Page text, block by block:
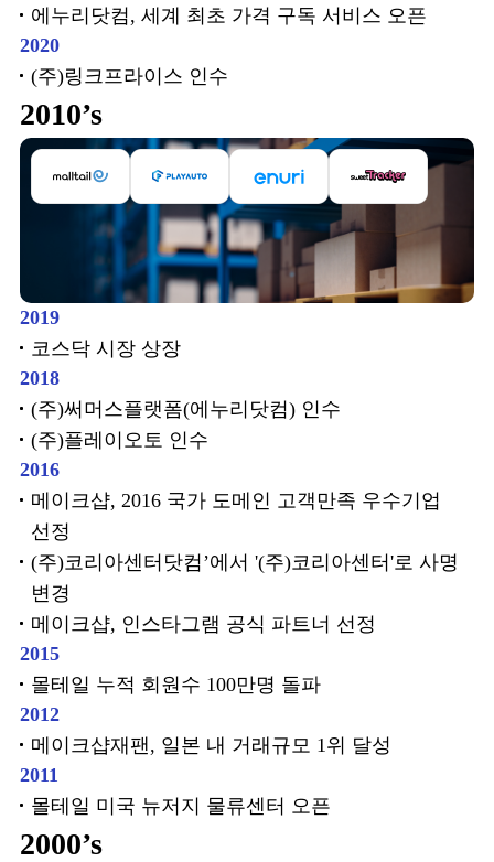
에누리닷컴, 세계 최초 가격 구독 서비스 오픈
2020
(주)링크프라이스 인수
2010’s
2019
코스닥 시장 상장
2018
(주)써머스플랫폼(에누리닷컴) 인수
(주)플레이오토 인수
2016
메이크샵, 2016 국가 도메인 고객만족 우수기업
선정
(주)코리아센터닷컴’에서 '(주)코리아센터'로 사명
변경
메이크샵, 인스타그램 공식 파트너 선정
2015
몰테일 누적 회원수 100만명 돌파
2012
메이크샵재팬, 일본 내 거래규모 1위 달성
2011
몰테일 미국 뉴저지 물류센터 오픈
2000’s